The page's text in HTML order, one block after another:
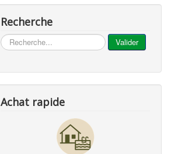
Recherche
... Valider
Achat rapide